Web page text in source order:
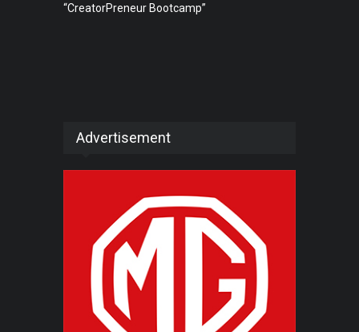
“CreatorPreneur Bootcamp”
Advertisement